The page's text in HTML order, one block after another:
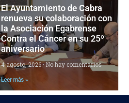
El Ayuntamiento de Cabra
renueva su colaboración con
la Asociación Egabrense
Contra el Cáncer en su 25º
aniversario
4 agosto, 2026 No hay comentarios
Leer más »